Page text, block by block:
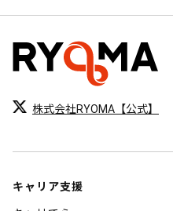
ゲ
シ 株式会社RYOMA【公式】
キャリア支援